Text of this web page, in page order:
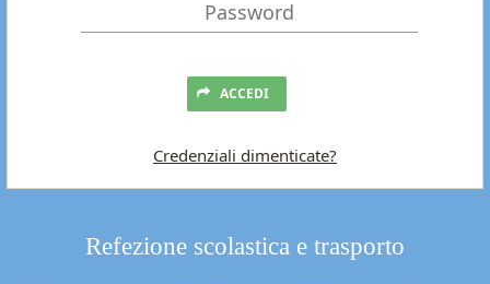
Refezione scolastica e trasporto
ACCEDI
Credenziali dimenticate?